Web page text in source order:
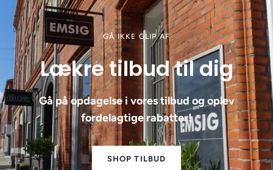
GÅ IKKE GLIP AF
Lækre tilbud til dig
Gå på opdagelse i vores tilbud og oplev
fordelagtige rabatter!
SHOP TILBUD